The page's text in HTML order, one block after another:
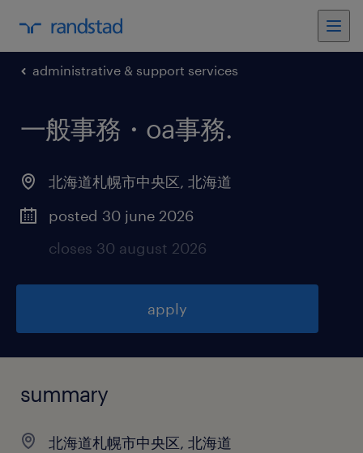
administrative & support services
一般事務・oa事務.
北海道札幌市中央区, 北海道
posted 30 june 2026
closes 30 august 2026
apply
summary
北海道札幌市中央区, 北海道